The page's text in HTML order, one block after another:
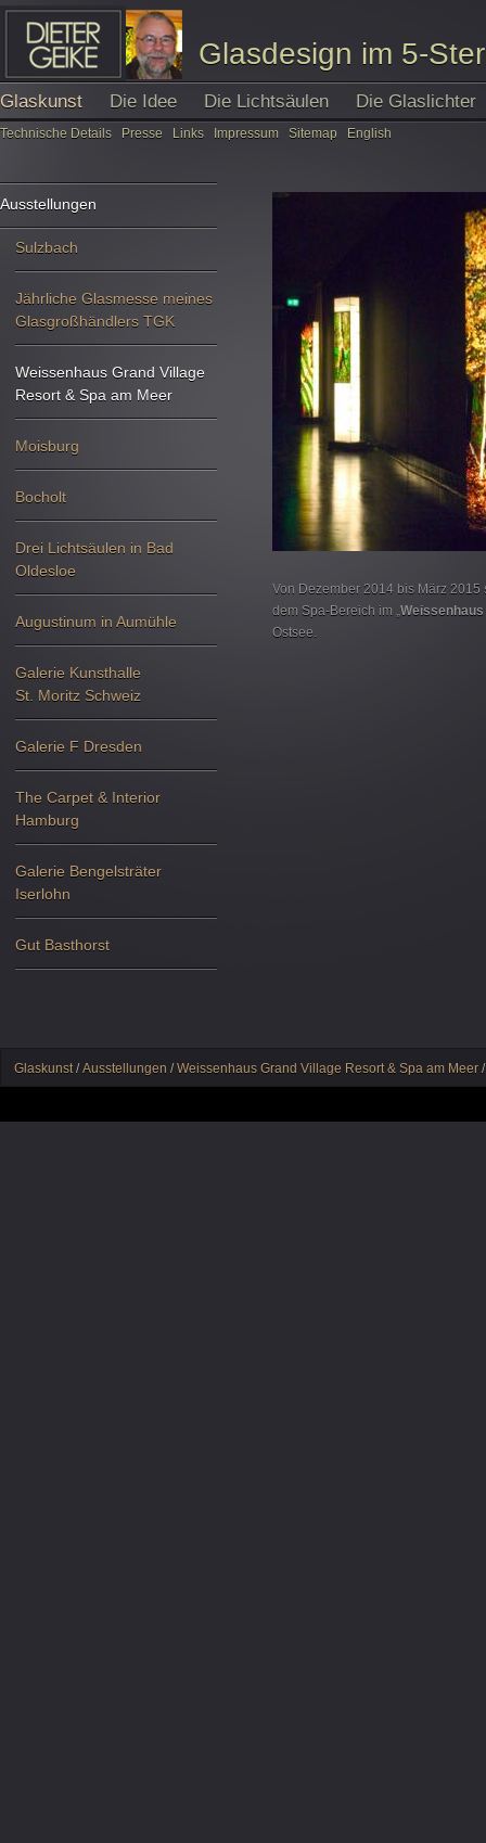
Glasdesign im 5-
Glaskunst Die Idee Die Lichtsäulen Die Glaslichter
Technische Details Presse Links Impressum Sitemap English
Ausstellungen
Sulzbach
Jährliche Glasmesse meines
Glasgroßhändlers TGK
Weissenhaus Grand Village
Resort & Spa am Meer
Moisburg
Bocholt
Drei Lichtsäulen in Bad
Oldesloe
Augustinum in Aumühle
Galerie Kunsthalle
St. Moritz Schweiz
Galerie F Dresden
The Carpet & Interior
Hamburg
Galerie Bengelsträter
Iserlohn
Gut Basthorst
Von Dezember 2014 bis März
dem Spa-Bereich im „
Ostsee.
Glaskunst/Ausstellungen /Weissenhaus Grand Village Resort & Spa am Meer